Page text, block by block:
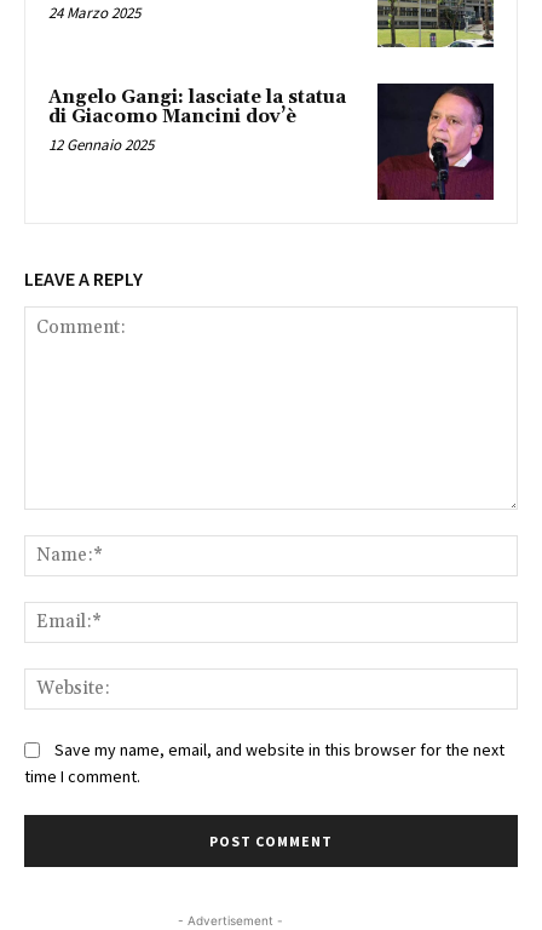
24 Marzo 2025
Angelo Gangi: lasciate la statua
di Giacomo Mancini dov’è
12 Gennaio 2025
LEAVE A REPLY
Save my name, email, and website in this browser for the next
time I comment.
- Advertisement -